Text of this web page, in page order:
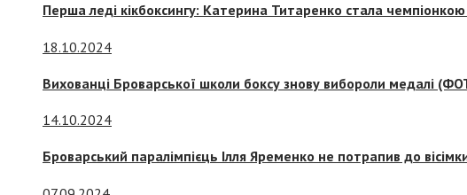
Перша леді кікбоксингу: Катерина Титаренко стала
18.10.2024
Вихованці Броварської школи боксу знову вибороли медалі
14.10.2024
Броварський паралімпієць Ілля Яременко не потрапив до